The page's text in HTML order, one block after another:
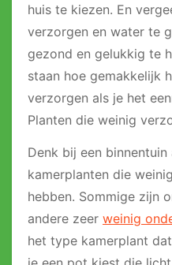
huis te kiezen. En
verzorgen en water te
gezond en gelukkig te
staan ​​hoe gemakkelijk
verzorgen als je het
Planten die weinig
Denk bij een
kamerplanten die
hebben. Sommige zijn
andere zeer weinig
het type kamerplant